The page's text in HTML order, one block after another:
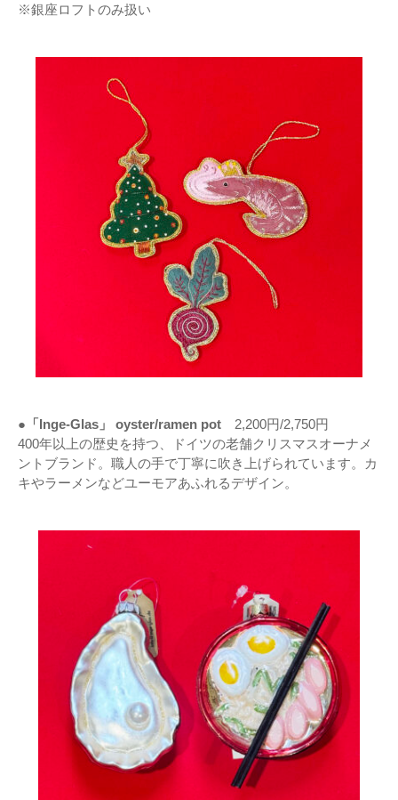
※銀座ロフトのみ扱い
●「Inge-Glas」 oyster/ramen pot 2,200円/2,750円
400年以上の歴史を持つ、ドイツの老舗クリスマスオーナメ
ントブランド。職人の手で丁寧に吹き上げられています。カ
キやラーメンなどユーモアあふれるデザイン。